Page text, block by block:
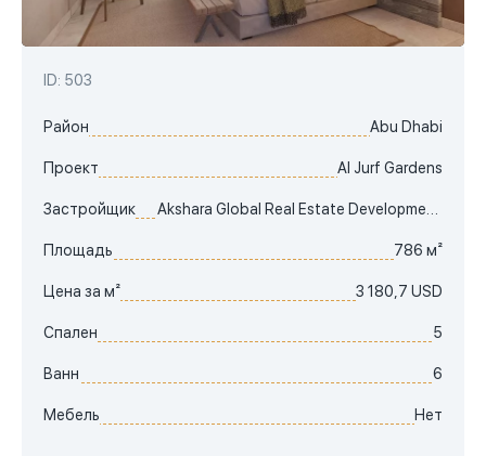
ID: 503
Район Abu Dhabi
Проект Al Jurf Gardens
Застройщик
Площадь 786 м²
Цена за м² 3 180,7 USD
Спален 5
Ванн 6
Мебель Нет